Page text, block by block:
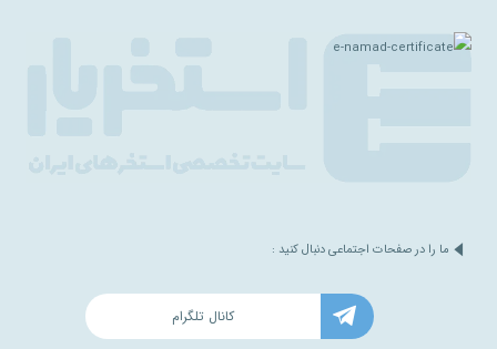
ما را در صفحات اجتماعی دنبال کنید :
کانال تلگرام